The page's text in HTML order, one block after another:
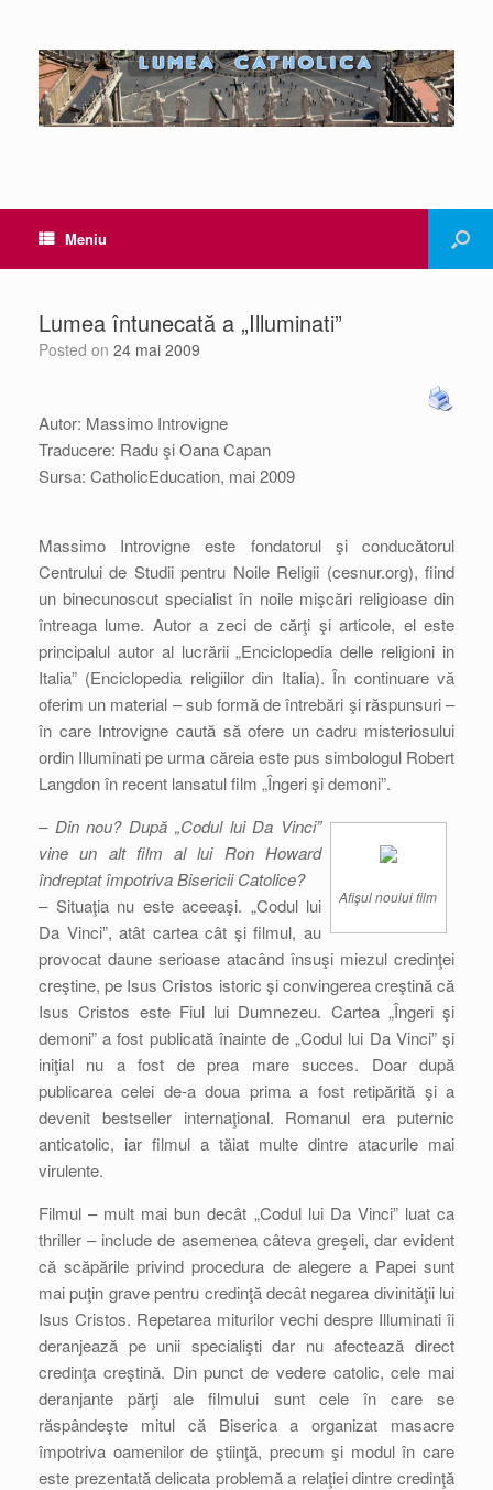
Meniu
Lumea întunecată a „Illuminati”
Posted on 24 mai 2009
Autor: Massimo Introvigne
Traducere: Radu şi Oana Capan
Sursa: CatholicEducation, mai 2009
Massimo Introvigne este fondatorul şi conducătorul
Centrului de Studii pentru Noile Religii (cesnur.org), fiind
un binecunoscut specialist în noile mişcări religioase din
întreaga lume. Autor a zeci de cărţi şi articole, el este
principalul autor al lucrării „Enciclopedia delle religioni in
Italia” (Enciclopedia religiilor din Italia). În continuare vă
oferim un material – sub formă de întrebări şi răspunsuri –
în care Introvigne caută să ofere un cadru misteriosului
ordin Illuminati pe urma căreia este pus simbologul Robert
Langdon în recent lansatul film „Îngeri şi demoni”.
Afişul noului film
– Din nou? După „Codul lui Da Vinci”
vine un alt film al lui Ron Howard
îndreptat împotriva Bisericii Catolice?
– Situaţia nu este aceeaşi. „Codul lui
Da Vinci”, atât cartea cât şi filmul, au
provocat daune serioase atacând însuşi miezul credinţei
creştine, pe Isus Cristos istoric şi convingerea creştină că
Isus Cristos este Fiul lui Dumnezeu. Cartea „Îngeri şi
demoni” a fost publicată înainte de „Codul lui Da Vinci” şi
iniţial nu a fost de prea mare succes. Doar după
publicarea celei de-a doua prima a fost retipărită şi a
devenit bestseller internaţional. Romanul era puternic
anticatolic, iar filmul a tăiat multe dintre atacurile mai
virulente.
Filmul – mult mai bun decât „Codul lui Da Vinci” luat ca
thriller – include de asemenea câteva greşeli, dar evident
că scăpările privind procedura de alegere a Papei sunt
mai puţin grave pentru credinţă decât negarea divinităţii lui
Isus Cristos. Repetarea miturilor vechi despre Illuminati îi
deranjează pe unii specialişti dar nu afectează direct
credinţa creştină. Din punct de vedere catolic, cele mai
deranjante părţi ale filmului sunt cele în care se
răspândeşte mitul că Biserica a organizat masacre
împotriva oamenilor de ştiinţă, precum şi modul în care
este prezentată delicata problemă a relaţiei dintre credinţă